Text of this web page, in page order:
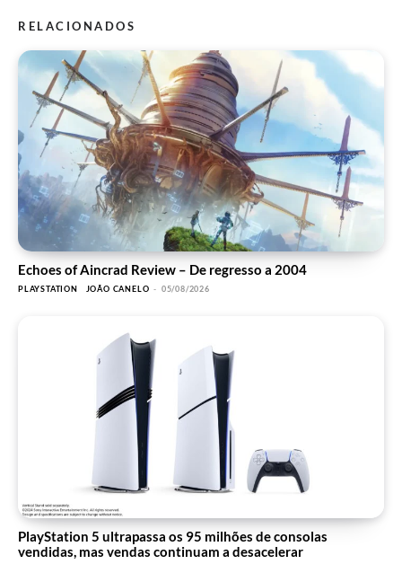
RELACIONADOS
Echoes of Aincrad Review – De regresso a 2004
PLAYSTATION JOÃO CANELO - 05/08/2026
PlayStation 5 ultrapassa os 95 milhões de consolas
vendidas, mas vendas continuam a desacelerar